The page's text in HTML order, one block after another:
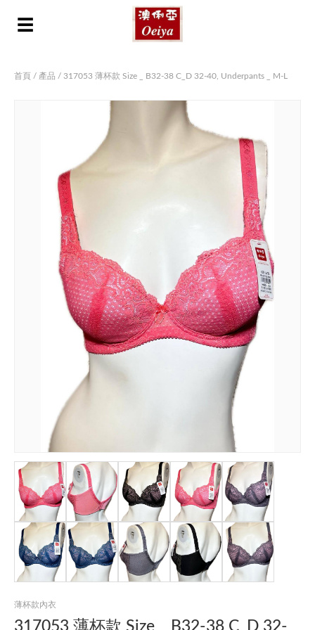
☰
首頁 / 產品 / 317053 薄杯款 Size _ B32-38 C_D 32-40, Underpants _ M-L
薄杯款內衣
317053 薄杯款 Size _ B32-38 C_D 32-